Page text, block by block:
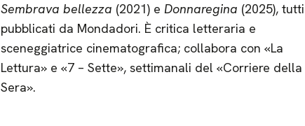
Sembrava bellezza (2021) eDonnaregina (2025), tutti
pubblicati da Mondadori. È critica letteraria e
sceneggiatrice cinematografica; collabora con «La
Lettura» e «7 – Sette», settimanali del «Corriere della
Sera».